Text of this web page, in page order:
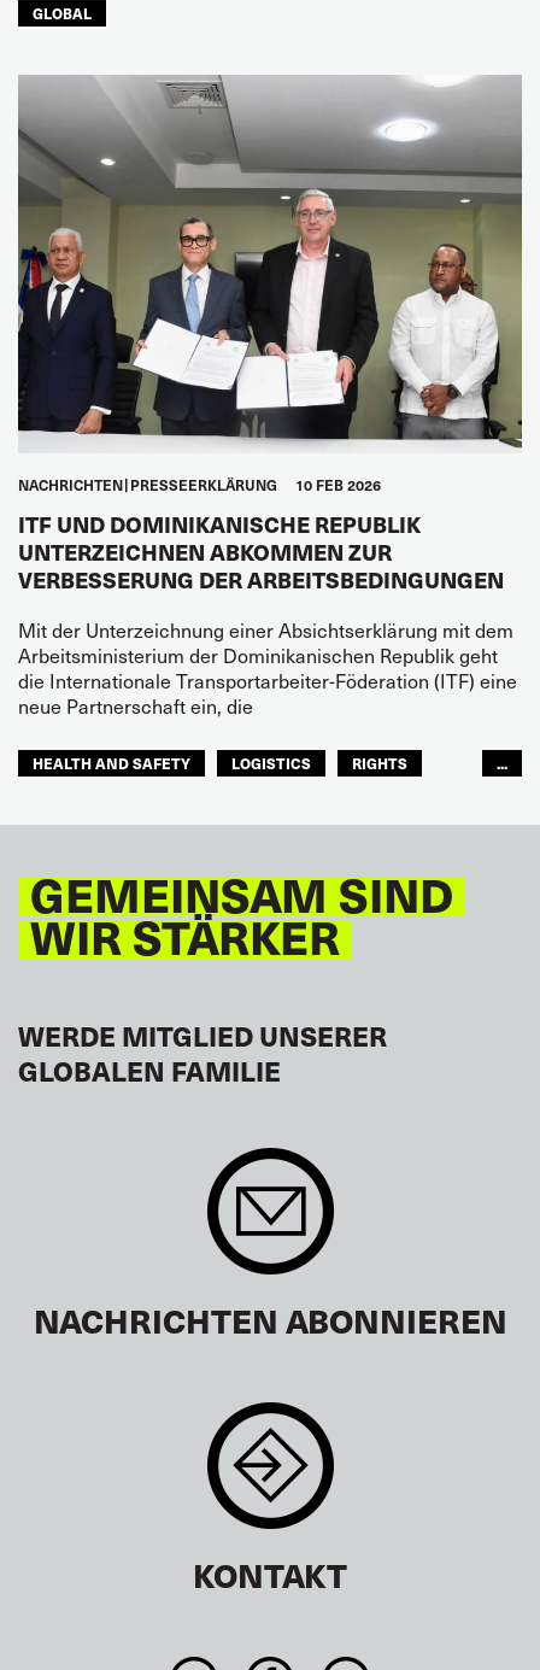
GLOBAL
NACHRICHTEN PRESSEERKLÄRUNG 10 FEB 2026
ITF UND DOMINIKANISCHE REPUBLIK
UNTERZEICHNEN ABKOMMEN ZUR
VERBESSERUNG DER ARBEITSBEDINGUNGEN
Mit der Unterzeichnung einer Absichtserklärung mit dem
Arbeitsministerium der Dominikanischen Republik geht
die Internationale Transportarbeiter-Föderation (ITF) eine
neue Partnerschaft ein, die
HEALTH AND SAFETY LOGISTICS
RIGHTS
...
GEMEINSAM SIND
WIR STÄRKER
WERDE MITGLIED UNSERER
GLOBALEN FAMILIE
NACHRICHTEN ABONNIEREN
KONTAKT